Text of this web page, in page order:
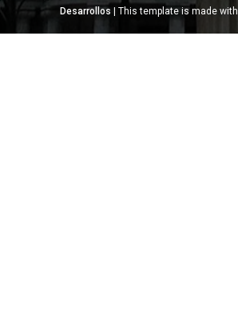
Desarrollos | This template is made with